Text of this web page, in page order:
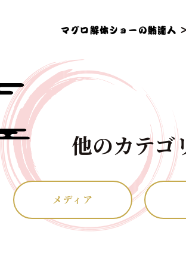
マグロ解体ショーの鮪達人
他のカテゴ
メディア